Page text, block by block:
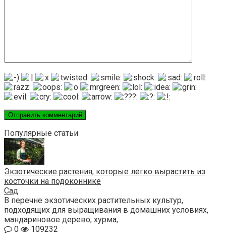
Популярные статьи
Экзотические растения, которые легко вырастить из
косточки на подоконнике
Сад
В перечне экзотических растительных культур,
подходящих для выращивания в домашних условиях,
мандариновое дерево, хурма,
0
109232